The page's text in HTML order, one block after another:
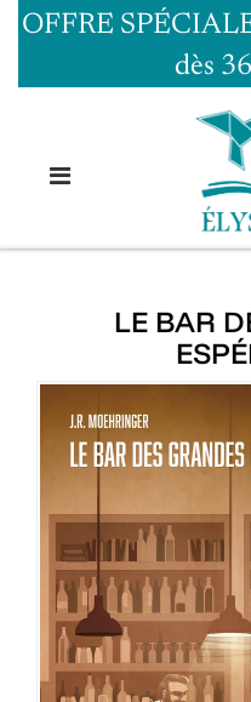
OFFRE
dès
LE BAR